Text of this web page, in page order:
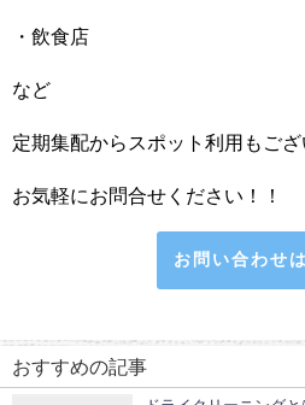
・飲食店
など
定期集配からスポット利用もご
お気軽にお問合せください！！
お問い合わせ
おすすめの記事